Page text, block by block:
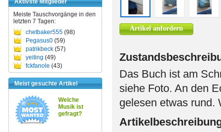
Aktivste Mitglieder
Meiste Tauschvorgänge in den
letzten 7 Tagen:
chetbaker555 (98)
Pegasus0 (59)
patrikbeck (57)
yeiting (49)
fckfanole (43)
Meist gesuchte Artikel
Welche
Musik ist
gefragt?
Artikel anfordern
Das Buch ist am
siehe Foto. An den
gelesen etwas rund.